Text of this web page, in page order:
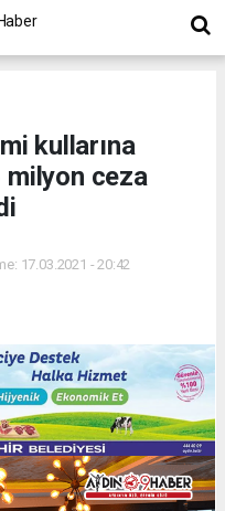
kullarına
milyon ceza
17.03.2021 - 20:42